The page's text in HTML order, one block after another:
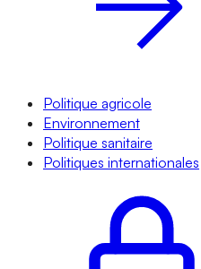
Politique agricole
Environnement
Politique sanitaire
Politiques internationales